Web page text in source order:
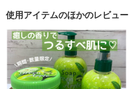
使用アイテムのほかのレビュー